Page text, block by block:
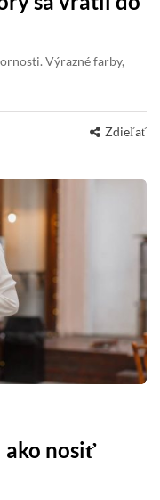
Výrazné farby,
Zdieľať
ako nosiť